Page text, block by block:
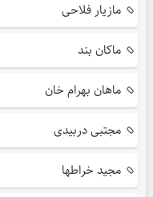
مازیار فلاحی
ماکان بند
ماهان بهرام خان
مجتبی دربیدی
مجید خراطها